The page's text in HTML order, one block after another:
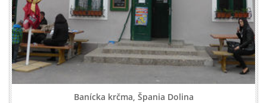
Banícka krčma, Špania Dolina